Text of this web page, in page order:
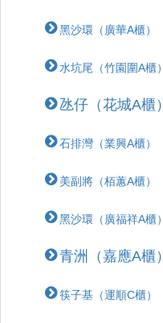
黑沙環（廣華A櫃）
水坑尾（竹園圍A櫃）
氹仔（花城A櫃）
石排灣（業興A櫃）
美副將（栢蕙A櫃）
黑沙環（廣福祥A櫃）
青洲（嘉應A櫃）
筷子基（運順C櫃）